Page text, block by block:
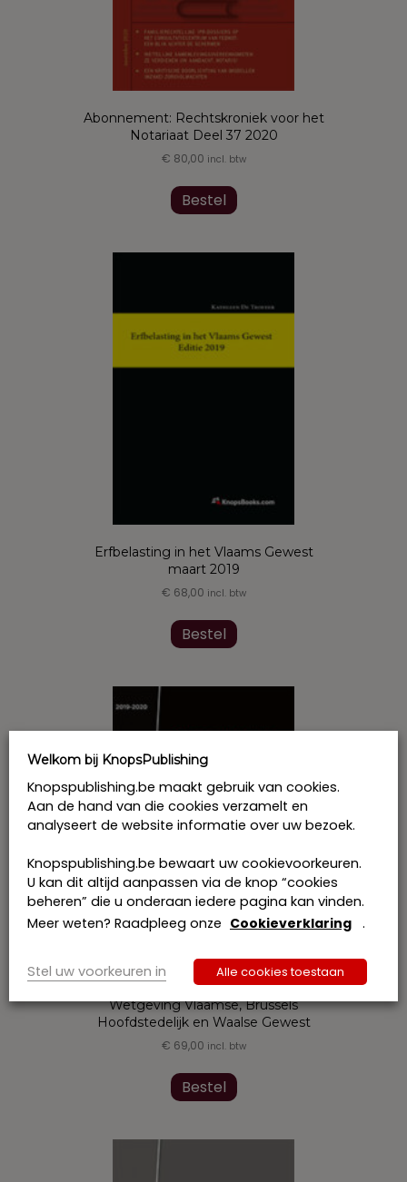
Abonnement: Rechtskroniek voor het
Notariaat Deel 37 2020
€ 80,00 incl. btw
Bestel product
variaties.
kan
worden
Erfbelasting in het Vlaams Gewest
maart 2019
€ 68,00 incl. btw
Bestel
Erf- en registratiebelasting 2019-2020 –
Wetgeving Vlaamse, Brussels
Hoofdstedelijk en Waalse Gewest
€ 69,00 incl. btw
Bestel product
variaties.
Welkom bij KnopsPublishing
Knopspublishing.be maakt gebruik van cookies.
Aan de hand van die cookies verzamelt en
analyseert de website informatie over uw bezoek.
Knopspublishing.be bewaart uw cookievoorkeuren.
U kan dit altijd aanpassen via de knop “cookies
beheren” die u onderaan iedere pagina kan vinden.
Meer weten? Raadpleeg onze Cookieverklaring .
Stel uw voorkeuren in Alle cookies toestaan